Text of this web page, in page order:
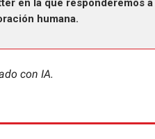
en la que responderemos
humana.
con IA.